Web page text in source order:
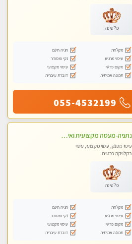
פלטינה
מקלחת
חניה חינם
עיסוי מרגיע
נקי ומסודר
מקום פרטי
עיסוי מקצועי
תמונה אמיתית
דוברת עיברית
055-4532199
נתניה-מעסה מקצועית ואיכותית .לעיסוי מושלם ביותר תתקשר.......
עיסוי מפנק, עיסוי מקצועי, עיסוי
בקלניקה פרטית
פלטינה
מקלחת
חניה חינם
עיסוי מרגיע
נקי ומסודר
מקום פרטי
עיסוי מקצועי
תמונה אמיתית
דוברת עיברית